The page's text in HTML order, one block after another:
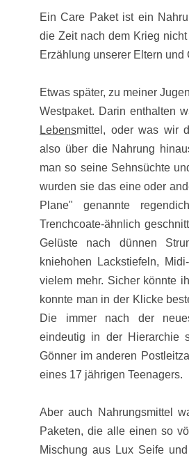
Ein Care Paket ist ein
die Zeit nach dem Krieg
Erzählung unserer Eltern und
Etwas später, zu meiner
Westpaket. Darin enthalten
Lebensmittel, oder was wir
also über die Nahrung
man so seine Sehnsüchte
wurden sie das eine oder
Plane" genannte
Trenchcoate-ähnlich
Gelüste nach dünnen
kniehohen Lackstiefeln,
vielem mehr. Sicher könnte
konnte man in der Klicke
Die immer nach der
eindeutig in der Hierarchie
Gönner im anderen
eines 17 jährigen Teenagers.
Aber auch Nahrungsmittel
Paketen, die alle einen so
Mischung aus Lux Seife